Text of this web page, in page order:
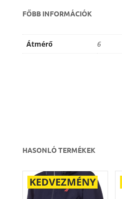
FŐBB INFORMÁCIÓK
Átmérő 6
HASONLÓ TERMÉKEK
KEDVEZMÉNY